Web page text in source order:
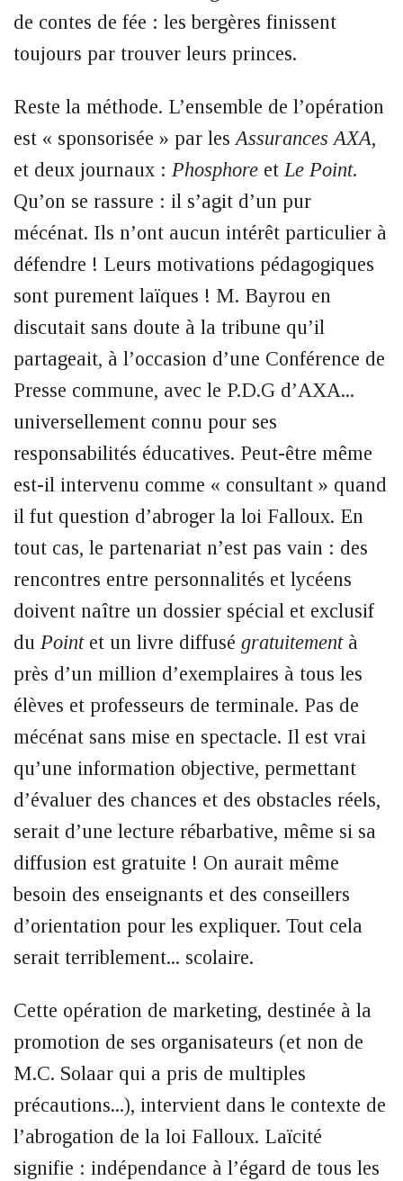
de contes de fée : les bergères finissent
toujours par trouver leurs princes.
Reste la méthode. L’ensemble de l’opération
est « sponsorisée » par lesAssurances AXA,
et deux journaux : Phosphore etLe Point.
Qu’on se rassure : il s’agit d’un pur
mécénat. Ils n’ont aucun intérêt particulier à
défendre ! Leurs motivations pédagogiques
sont purement laïques ! M. Bayrou en
discutait sans doute à la tribune qu’il
partageait, à l’occasion d’une Conférence de
Presse commune, avec le P.D.G d’AXA...
universellement connu pour ses
responsabilités éducatives. Peut-être même
est-il intervenu comme « consultant » quand
il fut question d’abroger la loi Falloux. En
tout cas, le partenariat n’est pas vain : des
rencontres entre personnalités et lycéens
doivent naître un dossier spécial et exclusif
du Pointet un livre diffusé gratuitementà
près d’un million d’exemplaires à tous les
élèves et professeurs de terminale. Pas de
mécénat sans mise en spectacle. Il est vrai
qu’une information objective, permettant
d’évaluer des chances et des obstacles réels,
serait d’une lecture rébarbative, même si sa
diffusion est gratuite ! On aurait même
besoin des enseignants et des conseillers
d’orientation pour les expliquer. Tout cela
serait terriblement... scolaire.
Cette opération de marketing, destinée à la
promotion de ses organisateurs (et non de
M.C. Solaar qui a pris de multiples
précautions...), intervient dans le contexte de
l’abrogation de la loi Falloux. Laïcité
signifie : indépendance à l’égard de tous les